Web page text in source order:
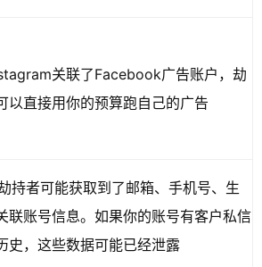
关联了Facebook广告账户，劫
以直接用你的预算跑自己的广告
持者可能获取到了邮箱、手机号、生
联账号信息。如果你的账号有客户私信
史，这些数据可能已经泄露